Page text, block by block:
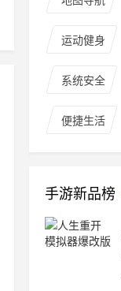
运动健身
系统安全
便捷生活
手游新品榜